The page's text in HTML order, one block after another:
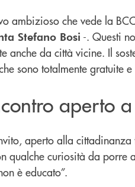
ambizioso che vede la
Stefano Bosi -. Questi
anche da città vicine. Il
sono totalmente gratuite
aperto
aperto alla
qualche curiosità da porre
è educato”.